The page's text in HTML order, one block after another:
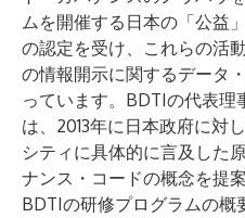
ムを開催する日本の「公益
の認定を受け、これらの活
の情報開示に関するデータ
っています。BDTIの代表理
は、2013年に日本政府に対
シティに具体的に言及した
ナンス・コードの概念を提
BDTIの研修プログラムの概